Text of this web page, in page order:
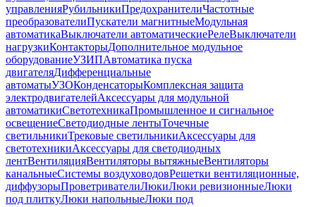
управленияРубильникиПредохранителиЧастотные
преобразователиПускатели магнитныеМодульная
автоматикаВыключатели автоматическиеРелеВыключатели
нагрузкиКонтакторыДополнительное модульное
оборудованиеУЗИПАвтоматика пуска
двигателяДифференциальные
автоматыУЗОКонденсаторыКомплексная защита
электродвигателейАксессуары для модульной
автоматикиСветотехникаПромышленное и сигнальное
освещениеСветодиодные лентыТочечные
светильникиТрековые светильникиАксессуары для
светотехникиАксессуары для светодиодных
лентВентиляцияВентиляторы вытяжныеВентиляторы
канальныеСистемы воздуховодовРешетки вентиляционные,
диффузорыПроветривателиЛюкиЛюки ревизионныеЛюки
под плиткуЛюки напольныеЛюки под